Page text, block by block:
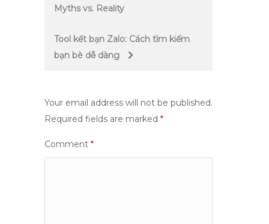
Myths vs. Reality
Tool kết bạn Zalo: Cách tìm kiếm
bạn bè dễ dàng
Your email address will not be published.
Required fields are marked *
Comment *